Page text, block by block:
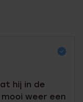
hij in de
weer een